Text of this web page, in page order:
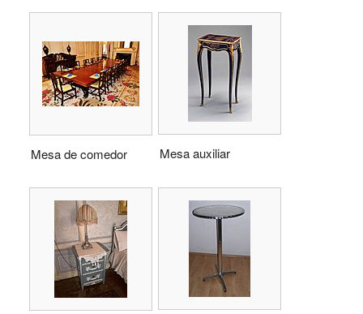
Mesa de comedor Mesa auxiliar